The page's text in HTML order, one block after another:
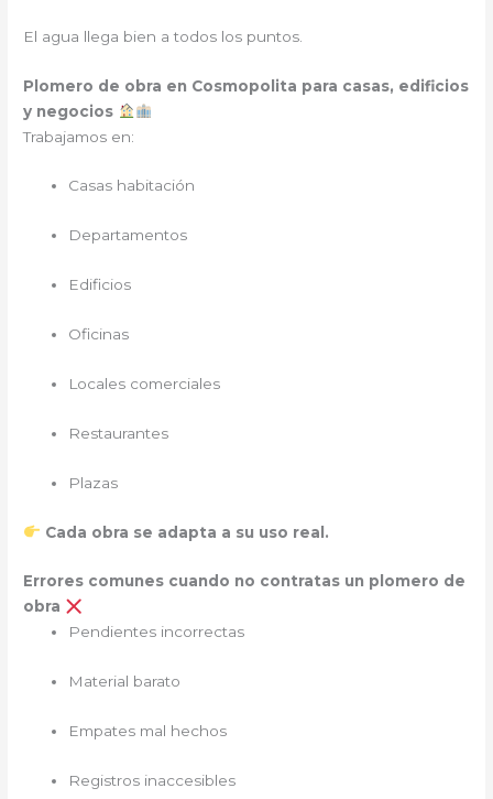
El agua llega bien a todos los puntos.
Plomero de obra en Cosmopolita para casas, edificios
y negocios
Trabajamos en:
Casas habitación
Departamentos
Edificios
Oficinas
Locales comerciales
Restaurantes
Plazas
Cada obra se adapta a su uso real.
Errores comunes cuando no contratas un plomero de
obra
Pendientes incorrectas
Material barato
Empates mal hechos
Registros inaccesibles